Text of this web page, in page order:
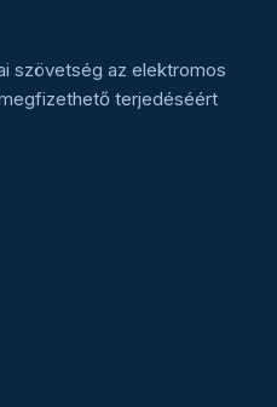
szövetség az elektromos
terjedéséért